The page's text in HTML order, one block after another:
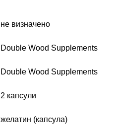
не визначено
Double Wood Supplements
Double Wood Supplements
2 капсули
желатин (капсула)